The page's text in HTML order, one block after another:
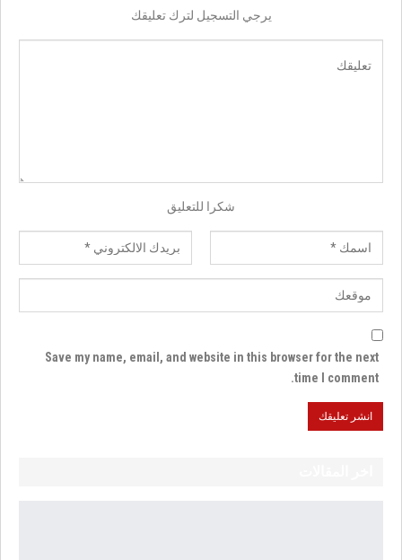
يرجي التسجيل لترك تعليقك
شكرا للتعليق
Save my name, email, and website in this browser for the next
time I comment.